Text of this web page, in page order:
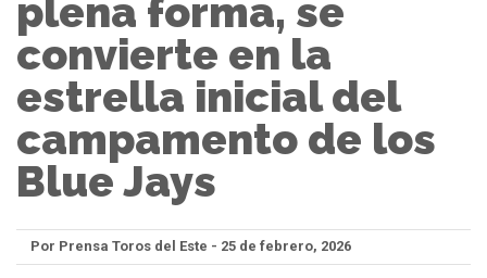
plena forma, se
convierte en la
estrella inicial del
campamento de los
Blue Jays
Por Prensa Toros del Este - 25 de febrero, 2026